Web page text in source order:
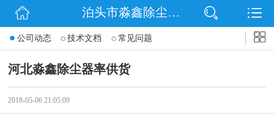
网站首页
泊头市淼鑫除尘配件销售处
公司动态 技术文档 常见问题
河北淼鑫除尘器率供货
2018-05-06 21:05:09